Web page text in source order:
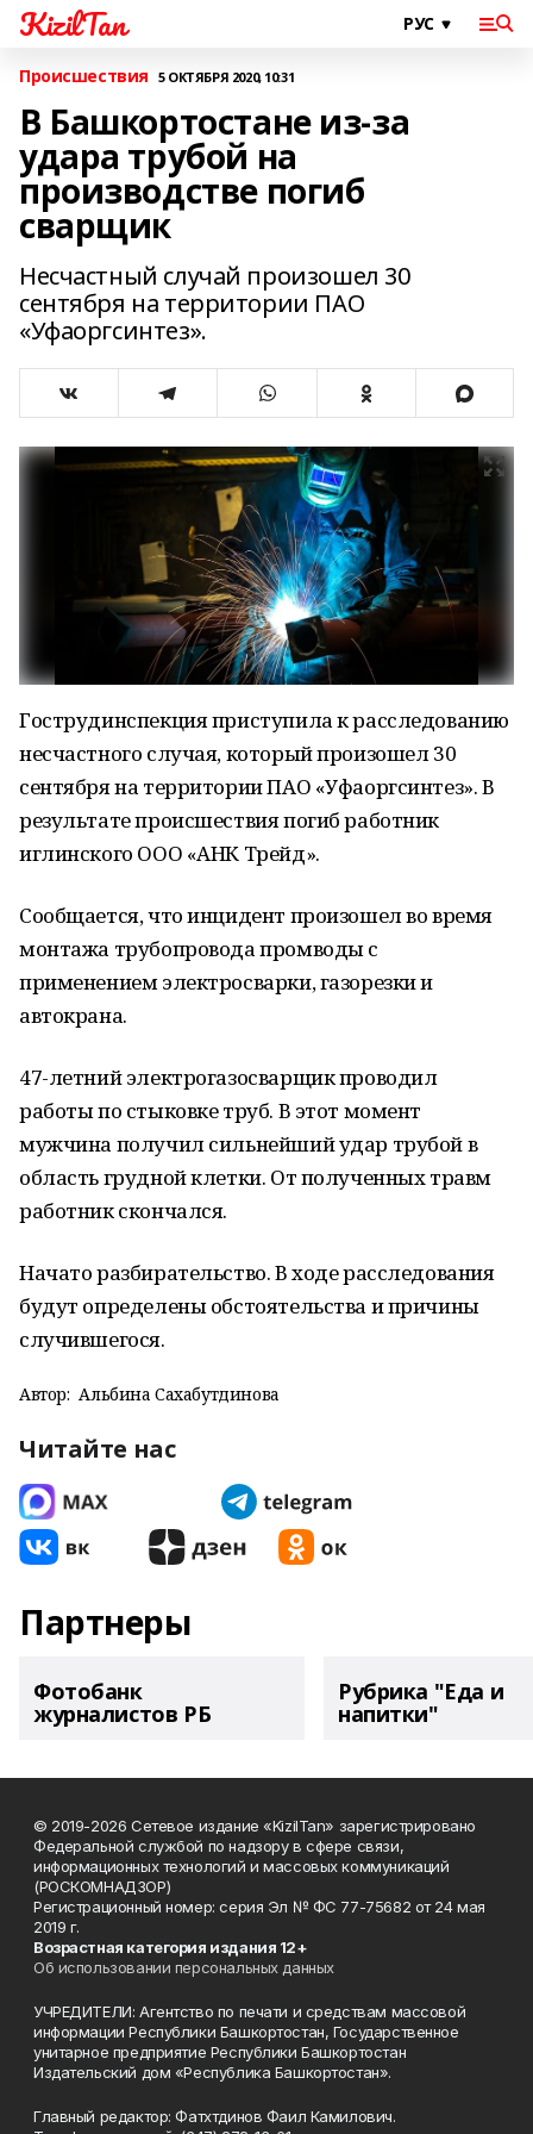
KizilTan
Происшествия 5 ОКТЯБРЯ 2020, 10:31
В Башкортостане из-за
удара трубой на
производстве погиб
сварщик
Несчастный случай произошел 30
сентября на территории ПАО
«Уфаоргсинтез».
Гострудинспекция приступила к расследованию
несчастного случая, который произошел 30
сентября на территории ПАО «Уфаоргсинтез». В
результате происшествия погиб работник
иглинского ООО «АНК Трейд».
Сообщается, что инцидент произошел во время
монтажа трубопровода промводы с
применением электросварки, газорезки и
автокрана.
47-летний электрогазосварщик проводил
работы по стыковке труб. В этот момент
мужчина получил сильнейший удар трубой в
область грудной клетки. От полученных травм
работник скончался.
Начато разбирательство. В ходе расследования
будут определены обстоятельства и причины
случившегося.
Автор: Альбина Сахабутдинова
Читайте нас
Партнеры
Фотобанк
журналистов РБ
Рубрика "Еда и
напитки"
© 2019-2026 Сетевое издание «KizilTan» зарегистрировано
Федеральной службой по надзору в сфере связи,
информационных технологий и массовых коммуникаций
(РОСКОМНАДЗОР)
Регистрационный номер: серия Эл № ФС 77-75682 от 24 мая
2019 г.
Возрастная категория издания 12+
Об использовании персональных данных
УЧРЕДИТЕЛИ: Агентство по печати и средствам массовой
информации Республики Башкортостан, Государственное
унитарное предприятие Республики Башкортостан
Издательский дом «Республика Башкортостан».
Главный редактор: Фатхтдинов Фаил Камилович.